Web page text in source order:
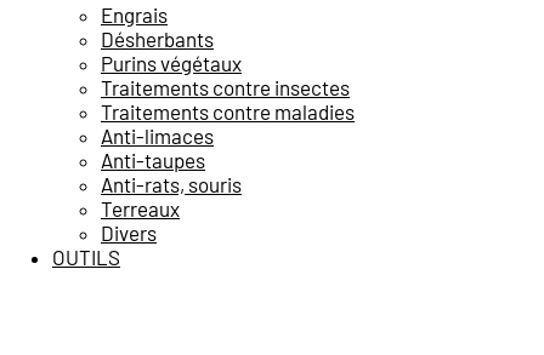
Engrais
Désherbants
Purins végétaux
Traitements contre insectes
Traitements contre maladies
Anti-limaces
Anti-taupes
Anti-rats, souris
Terreaux
Divers
OUTILS